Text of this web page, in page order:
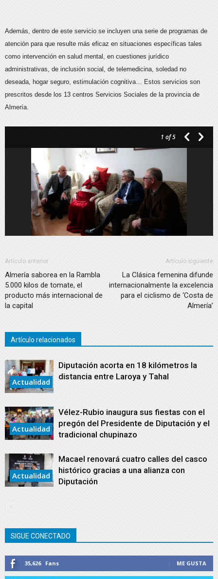
Además, dentro de este servicio se incluyen una serie de programas de
atención para que resulte más eficaz en situaciones específicas tales
como intervención en salud mental, en cuestiones jurídico
administrativas, de inclusión social, de telemedicina, soledad no
deseada, hogar seguro, estimulación cognitiva… Estos servicios son
prescritos desde los 13 centros Servicios Sociales de la provincia de
Almería.
1 of 5
Artículo anterior
Almería saborea en la Rambla
5.000 kilos de tomate, el
producto más internacional de
la capital
Artículo siguiente
La Clásica femenina difunde
internacionalmente la excelencia
para el ciclismo de ‘Costa de
Almería’
Artículo relacionados
Actualidad
Diputación acorta en 18 kilómetros la
distancia entre Laroya y Tahal
Actualidad
Vélez-Rubio inaugura sus fiestas con el
pregón del Presidente de Diputación y el
tradicional chupinazo
Actualidad
Macael renovará cuatro calles del casco
histórico gracias a una alianza con
Diputación
SIGUE CONECTADO
35,626 Fans ME GUSTA